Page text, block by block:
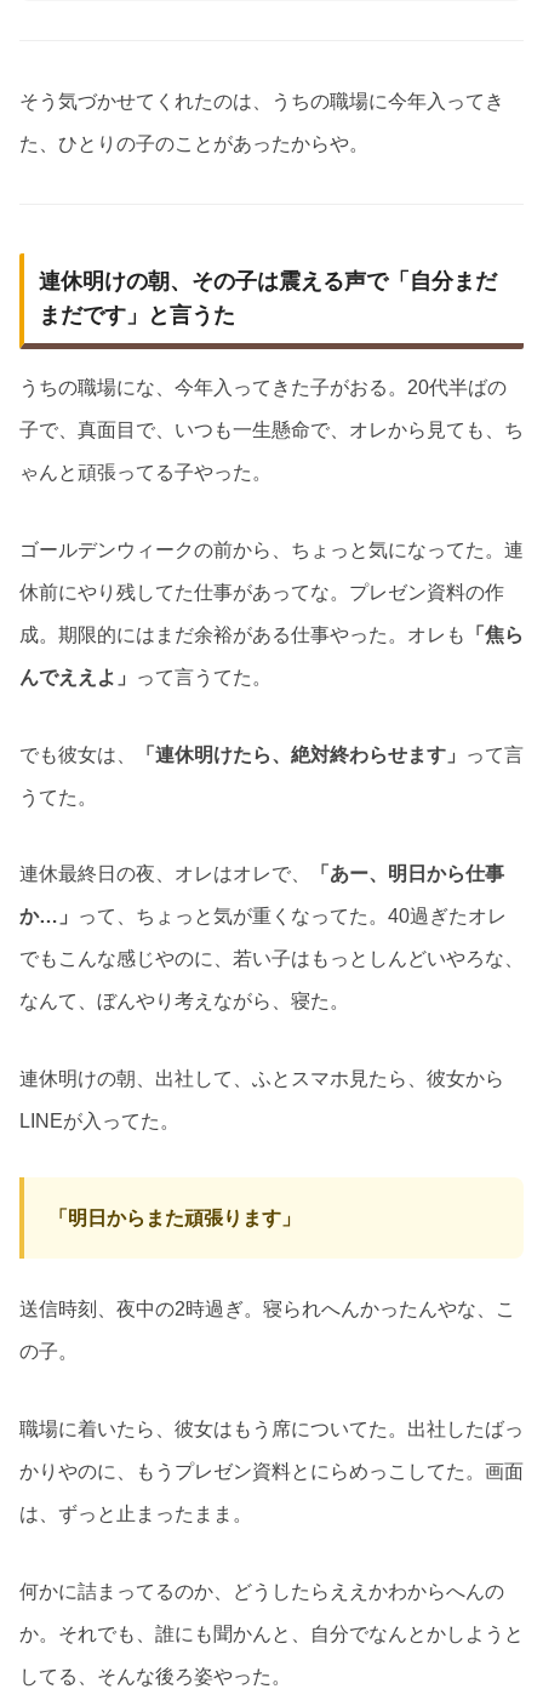
そう気づかせてくれたのは、うちの職場に今年入ってき
た、ひとりの子のことがあったからや。
連休明けの朝、その子は震える声で「自分まだ
まだです」と言うた
うちの職場にな、今年入ってきた子がおる。20代半ばの
子で、真面目で、いつも一生懸命で、オレから見ても、ち
ゃんと頑張ってる子やった。
ゴールデンウィークの前から、ちょっと気になってた。連
休前にやり残してた仕事があってな。プレゼン資料の作
成。期限的にはまだ余裕がある仕事やった。オレも 「焦ら
んでええよ」 って言うてた。
でも彼女は、 「連休明けたら、絶対終わらせます」 って言
うてた。
連休最終日の夜、オレはオレで、 「あー、明日から仕事
か…」 って、ちょっと気が重くなってた。40過ぎたオレ
でもこんな感じやのに、若い子はもっとしんどいやろな、
なんて、ぼんやり考えながら、寝た。
連休明けの朝、出社して、ふとスマホ見たら、彼女から
LINEが入ってた。
「明日からまた頑張ります」
送信時刻、夜中の2時過ぎ。寝られへんかったんやな、こ
の子。
職場に着いたら、彼女はもう席についてた。出社したばっ
かりやのに、もうプレゼン資料とにらめっこしてた。画面
は、ずっと止まったまま。
何かに詰まってるのか、どうしたらええかわからへんの
か。それでも、誰にも聞かんと、自分でなんとかしようと
してる、そんな後ろ姿やった。